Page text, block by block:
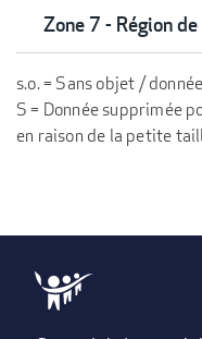
Zone 7 - Région
s.o. = Sans objet /
S = Donnée supprimée
en raison de la petite